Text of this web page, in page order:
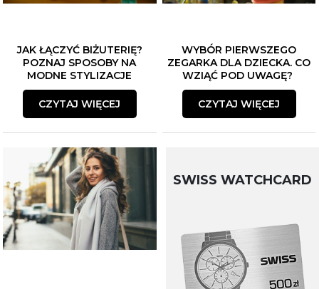
JAK ŁĄCZYĆ BIŻUTERIĘ?
POZNAJ SPOSOBY NA
MODNE STYLIZACJE
CZYTAJ WIĘCEJ
WYBÓR PIERWSZEGO
ZEGARKA DLA DZIECKA. CO
WZIĄĆ POD UWAGĘ?
CZYTAJ WIĘCEJ
SWISS WATCHCARD